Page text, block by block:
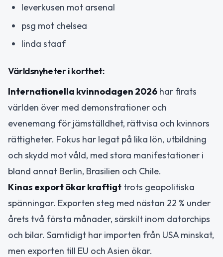
leverkusen mot arsenal
psg mot chelsea
linda staaf
Världsnyheter i korthet:
Internationella kvinnodagen 2026 har firats
världen över med demonstrationer och
evenemang för jämställdhet, rättvisa och kvinnors
rättigheter. Fokus har legat på lika lön, utbildning
och skydd mot våld, med stora manifestationer i
bland annat Berlin, Brasilien och Chile.
Kinas export ökar kraftigt trots geopolitiska
spänningar. Exporten steg med nästan 22 % under
årets två första månader, särskilt inom datorchips
och bilar. Samtidigt har importen från USA minskat,
men exporten till EU och Asien ökar.